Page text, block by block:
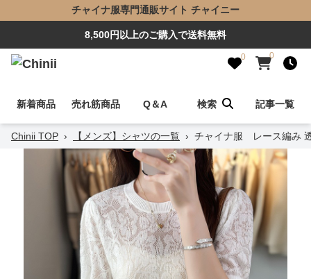
チャイナ服専門通販サイト チャイニー
8,500円以上のご購入で送料無料
0 0
新着商品 売れ筋商品 Q＆A 検索 記事一覧
Chinii TOP › 【メンズ】シャツの一覧 › チャイナ服 レース編み